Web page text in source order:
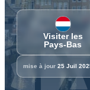
Visiter les
Pays-Bas
mise à jour 25 Juil